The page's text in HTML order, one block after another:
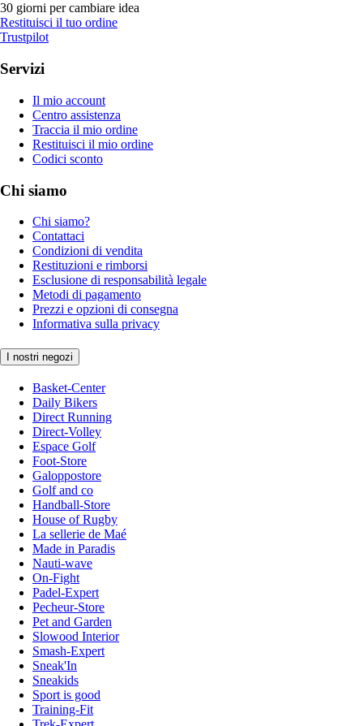
30 giorni per cambiare idea
Restituisci il tuo ordine
Trustpilot
Servizi
Il mio account
Centro assistenza
Traccia il mio ordine
Restituisci il mio ordine
Codici sconto
Chi siamo
Chi siamo?
Contattaci
Condizioni di vendita
Restituzioni e rimborsi
Esclusione di responsabilità legale
Metodi di pagamento
Prezzi e opzioni di consegna
Informativa sulla privacy
I nostri negozi
Basket-Center
Daily Bikers
Direct Running
Direct-Volley
Espace Golf
Foot-Store
Galoppostore
Golf and co
Handball-Store
House of Rugby
La sellerie de Maé
Made in Paradis
Nauti-wave
On-Fight
Padel-Expert
Pecheur-Store
Pet and Garden
Slowood Interior
Smash-Expert
Sneak'In
Sneakids
Sport is good
Training-Fit